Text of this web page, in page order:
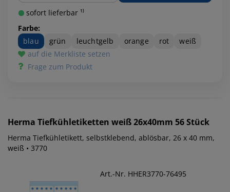
sofort lieferbar ¹⁾
Farbe:
blau
grün leuchtgelb orange rot
weiß
auf die Merkliste setzen
Frage zum Produkt
Herma Tiefkühletiketten weiß 26x40mm 56 Stück
Herma Tiefkühletikett, selbstklebend, ablösbar, 26 x 40 mm,
weiß • 3770
Art.-Nr. HHER3770-76495